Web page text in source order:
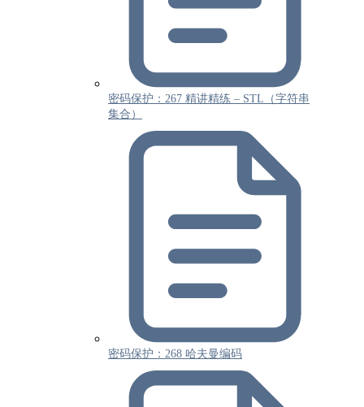
密码保护：267 精讲精练 – STL（字符串
集合）
密码保护：268 哈夫曼编码